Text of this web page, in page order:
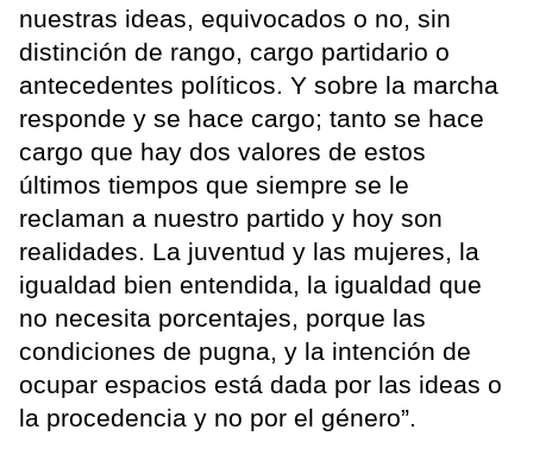
nuestras ideas, equivocados o no, sin
distinción de rango, cargo partidario o
antecedentes políticos. Y sobre la marcha
responde y se hace cargo; tanto se hace
cargo que hay dos valores de estos
últimos tiempos que siempre se le
reclaman a nuestro partido y hoy son
realidades. La juventud y las mujeres, la
igualdad bien entendida, la igualdad que
no necesita porcentajes, porque las
condiciones de pugna, y la intención de
ocupar espacios está dada por las ideas o
la procedencia y no por el género”.